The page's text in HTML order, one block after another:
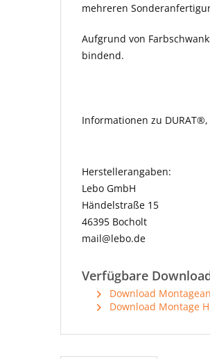
mehreren
Aufgrund von
bindend.
Informationen zu
Herstellerangaben:
Lebo GmbH
Händelstraße 15
46395 Bocholt
mail@lebo.de
Verfügbare
Download
Download Montage